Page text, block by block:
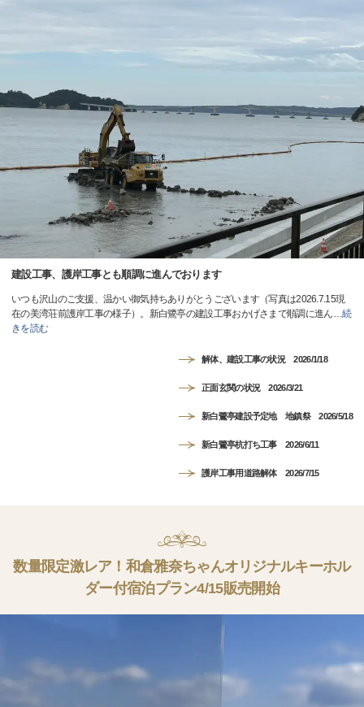
建設工事、護岸工事とも順調に進んでおります
いつも沢山のご支援、温かい御気持ちありがとうございます（写真は2026.7.15現
在の美湾荘前護岸工事の様子）。新白鷺亭の建設工事おかげさまで順調に進ん…続
きを読む
解体、建設工事の状況 2026/1/18
正面玄関の状況 2026/3/21
新白鷺亭建設予定地 地鎮祭 2026/5/18
新白鷺亭杭打ち工事 2026/6/11
護岸工事用道路解体 2026/7/15
数量限定激レア！和倉雅奈ちゃんオリジナルキーホル
ダー付宿泊プラン4/15販売開始